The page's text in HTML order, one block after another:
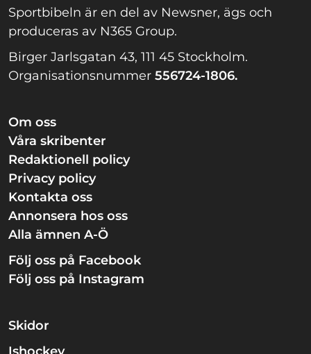
Sportbibeln är en del av Newsner, ägs och
produceras av N365 Group.
Birger Jarlsgatan 43, 111 45 Stockholm.
Organisationsnummer 556724-1806.
Om oss
Våra skribenter
Redaktionell policy
Privacy policy
Kontakta oss
Annonsera hos oss
Alla ämnen A-Ö
Följ oss på Facebook
Följ oss på Instagram
Skidor